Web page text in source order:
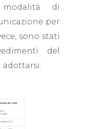
di
per
sono stati
del
adottarsi: